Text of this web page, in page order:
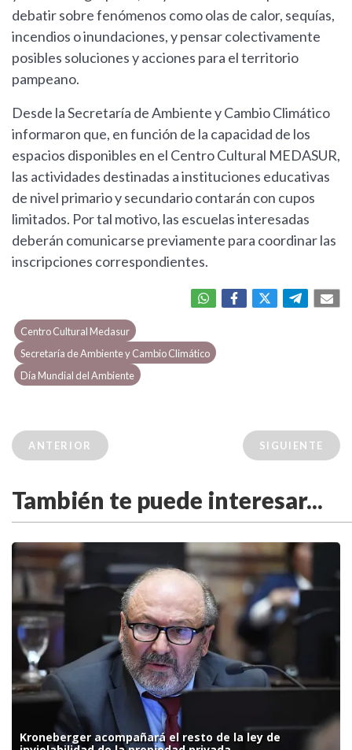
debatir sobre fenómenos como olas de calor, sequías,
incendios o inundaciones, y pensar colectivamente
posibles soluciones y acciones para el territorio
pampeano.
Desde la Secretaría de Ambiente y Cambio Climático
informaron que, en función de la capacidad de los
espacios disponibles en el Centro Cultural MEDASUR,
las actividades destinadas a instituciones educativas
de nivel primario y secundario contarán con cupos
limitados. Por tal motivo, las escuelas interesadas
deberán comunicarse previamente para coordinar las
inscripciones correspondientes.
Centro Cultural Medasur
Secretaría de Ambiente y Cambio Climático
Día Mundial del Ambiente
ANTERIOR SIGUIENTE
También te puede interesar...
Kroneberger acompañará el resto de la ley de